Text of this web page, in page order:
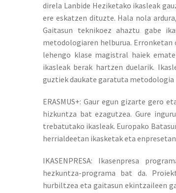
direla Lanbide Heziketako ikasleak
ere eskatzen dituzte. Hala nola
Gaitasun teknikoez ahaztu gabe
metodologiaren helburua.
lehengo klase magistral haiek
ikasleak berak hartzen duelarik.
guztiek daukate garatuta metodologia
ERASMUS+: Gaur egun gizarte gero
hizkuntza bat ezagutzea. Gure
trebatutako ikasleak. Europako
herrialdeetan ikasketak eta
IKASENPRESA: Ikasenpresa
hezkuntza-programa bat da.
hurbiltzea eta gaitasun ekintzaileen